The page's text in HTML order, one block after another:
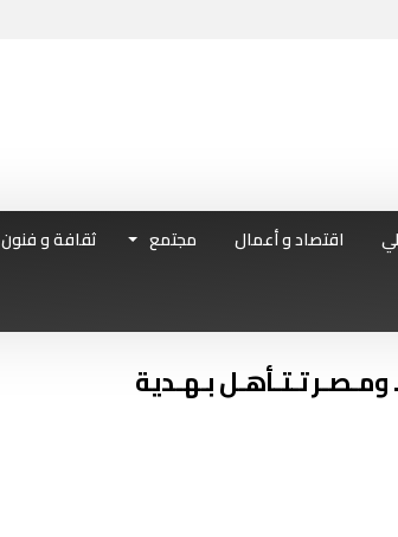
اقتصاد و أعمال مجتمع ثقافة و فنون
تـتـأهـل بـهـدية